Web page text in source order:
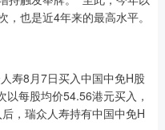
也是近4年来的最高水平。
8月7日买入中国中免H股
每股均价54.56港元买入，
，瑞众人寿持有中国中免H